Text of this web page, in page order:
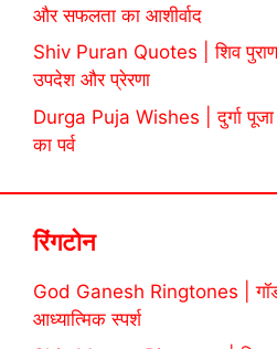
और सफलता का आशीर्वाद
Shiv Puran Quotes | शिव
उपदेश और प्रेरणा
Durga Puja Wishes | दुर्गा
का पर्व
रिंगटोन
God Ganesh Ringtones |
आध्यात्मिक स्पर्श